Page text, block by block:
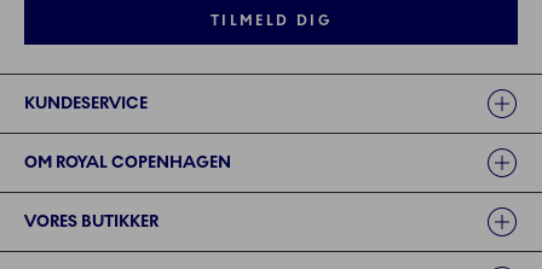
TILMELD DIG
KUNDESERVICE
OM ROYAL COPENHAGEN
VORES BUTIKKER